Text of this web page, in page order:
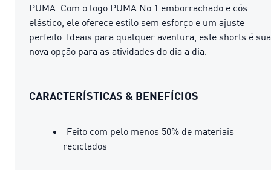
PUMA. Com o logo PUMA No.1 emborrachado e cós
elástico, ele oferece estilo sem esforço e um ajuste
perfeito. Ideais para qualquer aventura, este shorts é sua
nova opção para as atividades do dia a dia.
CARACTERÍSTICAS & BENEFÍCIOS
Feito com pelo menos 50% de materiais
reciclados